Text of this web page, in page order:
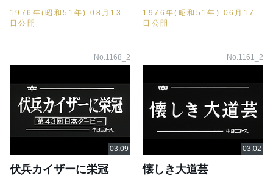
1976年(昭和51年) 08月13
日公開
1976年(昭和51年) 06月17
日公開
No.1168_2
伏兵カイザーに栄冠
No.1161_2
懐しき大道芸